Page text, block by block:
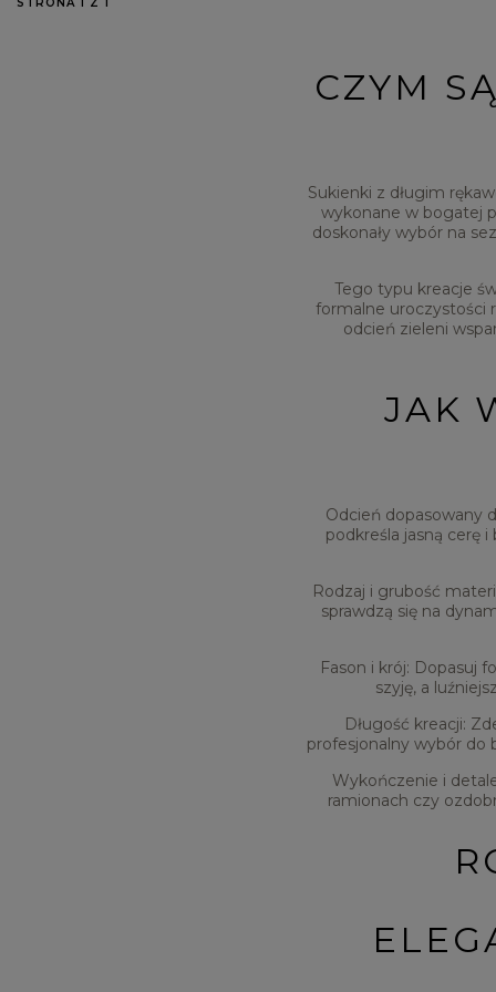
STRONA 1 Z 1
CZYM
Sukienki z długim
wykonane w bogatej
doskonały wybór na
Tego typu kreacje
formalne uroczystości
odcień zieleni
JAK
Odcień dopasowany
podkreśla jasną cerę
Rodzaj i grubość
sprawdzą się na
Fason i krój: Dopasuj
szyję, a
Długość kreacji:
profesjonalny wybór do
Wykończenie i
ramionach czy